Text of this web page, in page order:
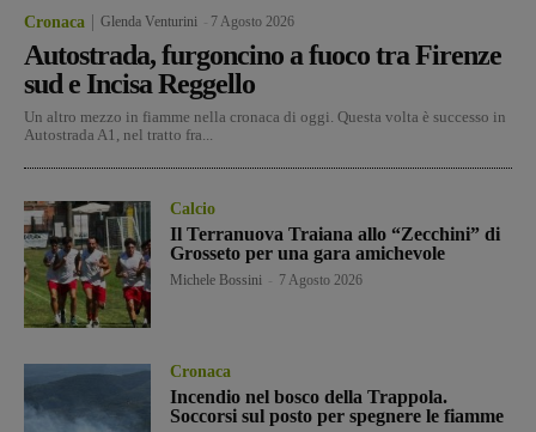
Cronaca Glenda Venturini 7 Agosto 2026
Autostrada, furgoncino a fuoco tra Firenze
sud e Incisa Reggello
Un altro mezzo in fiamme nella cronaca di oggi. Questa volta è successo in
Autostrada A1, nel tratto fra...
Calcio
Il Terranuova Traiana allo “Zecchini” di
Grosseto per una gara amichevole
Michele Bossini 7 Agosto 2026
Cronaca
Incendio nel bosco della Trappola.
Soccorsi sul posto per spegnere le fiamme